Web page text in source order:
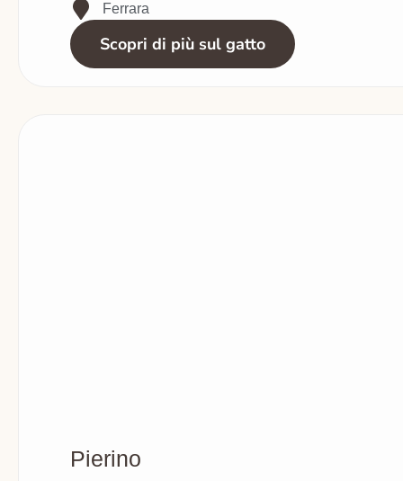
Ferrara
Scopri di più sul gatto
Pierino